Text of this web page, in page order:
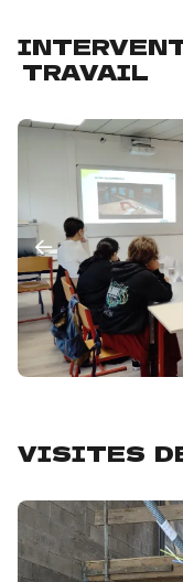
TRAVAIL
VISITES